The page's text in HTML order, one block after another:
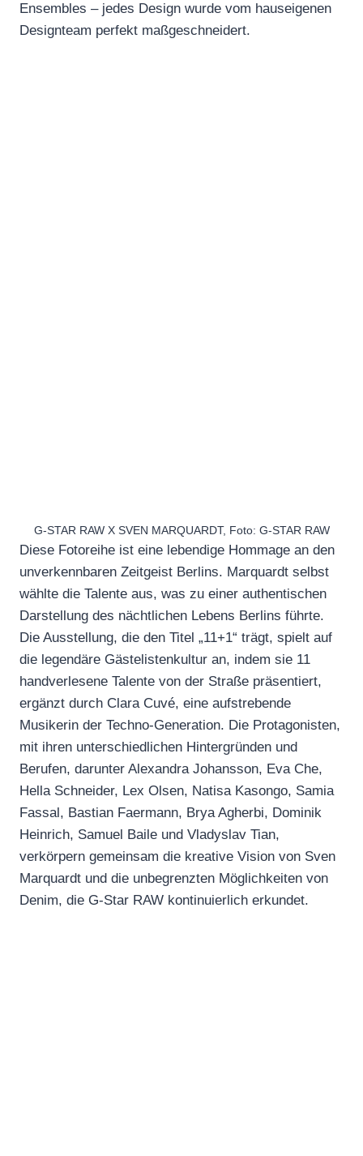
Ensembles – jedes Design wurde vom hauseigenen
Designteam perfekt maßgeschneidert.
G-STAR RAW X SVEN MARQUARDT, Foto: G-STAR RAW
Diese Fotoreihe ist eine lebendige Hommage an den
unverkennbaren Zeitgeist Berlins. Marquardt selbst
wählte die Talente aus, was zu einer authentischen
Darstellung des nächtlichen Lebens Berlins führte.
Die Ausstellung, die den Titel „11+1“ trägt, spielt auf
die legendäre Gästelistenkultur an, indem sie 11
handverlesene Talente von der Straße präsentiert,
ergänzt durch Clara Cuvé, eine aufstrebende
Musikerin der Techno-Generation. Die Protagonisten,
mit ihren unterschiedlichen Hintergründen und
Berufen, darunter Alexandra Johansson, Eva Che,
Hella Schneider, Lex Olsen, Natisa Kasongo, Samia
Fassal, Bastian Faermann, Brya Agherbi, Dominik
Heinrich, Samuel Baile und Vladyslav Tian,
verkörpern gemeinsam die kreative Vision von Sven
Marquardt und die unbegrenzten Möglichkeiten von
Denim, die G-Star RAW kontinuierlich erkundet.